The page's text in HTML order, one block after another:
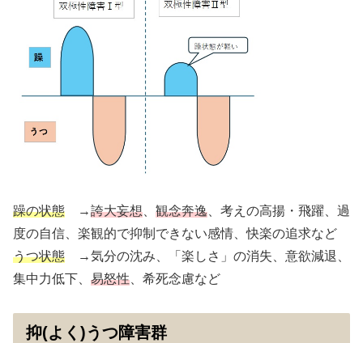
躁の状態 →誇大妄想 観念奔逸 、考えの高揚・飛躍、過
度の自信、楽観的で抑制できない感情、快楽の追求など
うつ状態 →気分の沈み、「楽しさ」の消失、意欲減退、
集中力低下、 易怒性 、希死念慮など
抑(よく)うつ障害群